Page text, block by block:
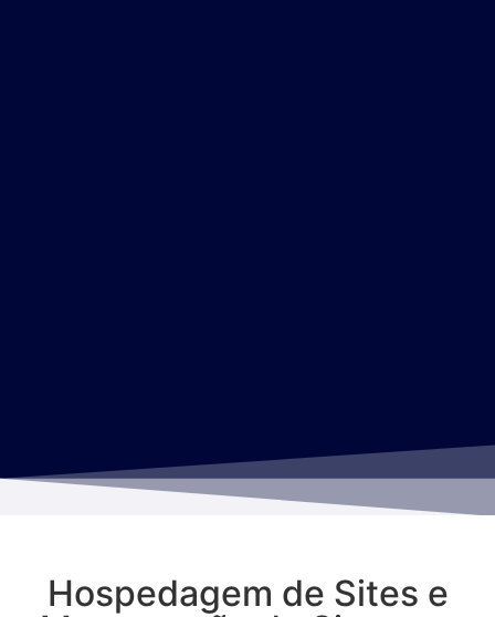
Hospedagem de Sites e